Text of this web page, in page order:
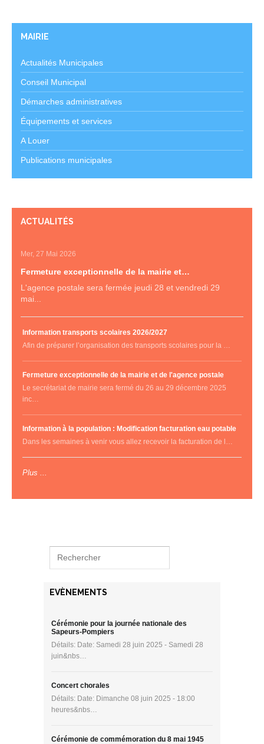
MAIRIE
Actualités Municipales
Conseil Municipal
Démarches administratives
Équipements et services
A Louer
Publications municipales
ACTUALITÉS
Mer, 27 Mai 2026
Fermeture exceptionnelle de la mairie et…
L'agence postale sera fermée jeudi 28 et vendredi 29
mai...
Information transports scolaires 2026/2027
Afin de préparer l’organisation des transports scolaires pour la …
Fermeture exceptionnelle de la mairie et de l'agence postale
Le secrétariat de mairie sera fermé du 26 au 29 décembre 2025
inc…
Information à la population : Modification facturation eau potable
Dans les semaines à venir vous allez recevoir la facturation de l…
Plus ...
EVÈNEMENTS
Cérémonie pour la journée nationale des
Sapeurs-Pompiers
Détails: Date: Samedi 28 juin 2025 - Samedi 28
juin&nbs…
Concert chorales
Détails: Date: Dimanche 08 juin 2025 - 18:00
heures&nbs…
Cérémonie de commémoration du 8 mai 1945